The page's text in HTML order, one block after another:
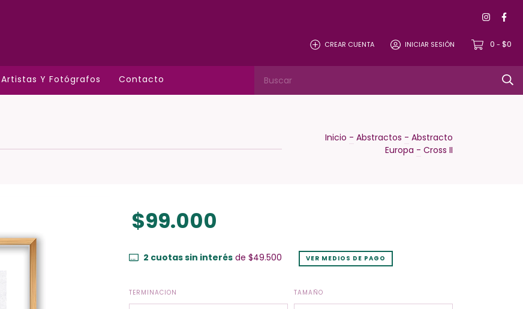
CREAR CUENTA INICIAR SESIÓN 0 - $0
Artistas Y Fotógrafos Contacto
Inicio - Abstractos - Abstracto
Europa - Cross II
$99.000
2 cuotas sin interésde $49.500 VER MEDIOS DE PAGO
TERMINACION TAMAÑO